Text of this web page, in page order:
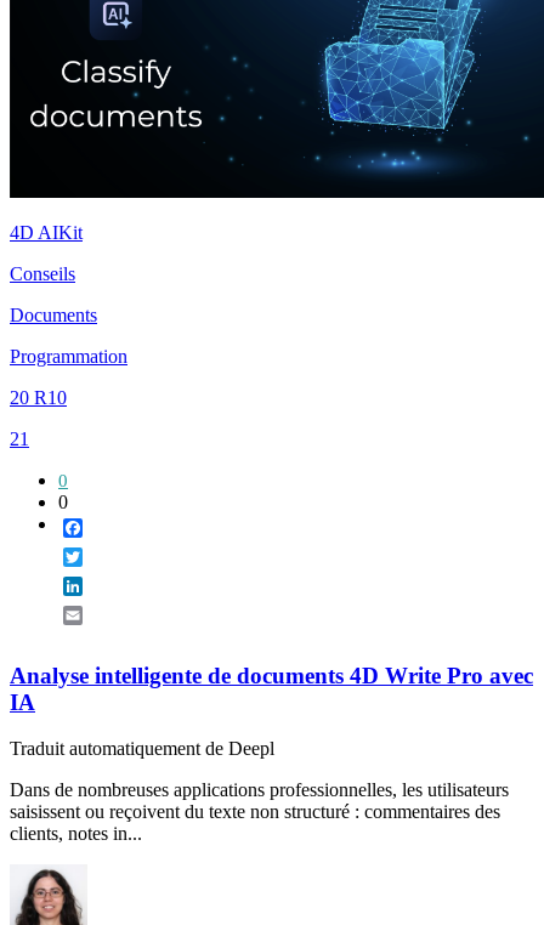
4D AIKit
Conseils
Documents
Programmation
20 R10
21
0
0
Analyse intelligente de documents 4D Write Pro avec
IA
Traduit automatiquement de Deepl
Dans de nombreuses applications professionnelles, les utilisateurs
saisissent ou reçoivent du texte non structuré : commentaires des
clients, notes in...